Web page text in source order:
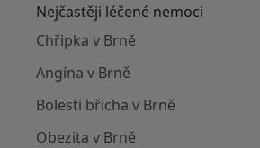
Nejčastěji léčené nemoci
Chřipka v Brně
Angína v Brně
Bolesti břicha v Brně
Obezita v Brně